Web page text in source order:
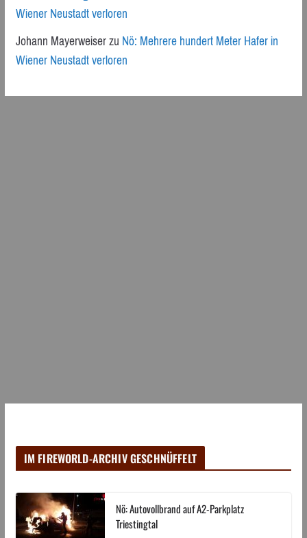
Wiener Neustadt verloren
Johann MayerweiserzuNö: Mehrere hundert Meter Hafer in
Wiener Neustadt verloren
IM FIREWORLD-ARCHIV GESCHNÜFFELT
Nö: Autovollbrand auf A2-Parkplatz
Triestingtal